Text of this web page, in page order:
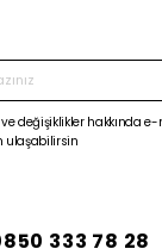
değişiklikler hakkında
ulaşabilirsin
333 78 28